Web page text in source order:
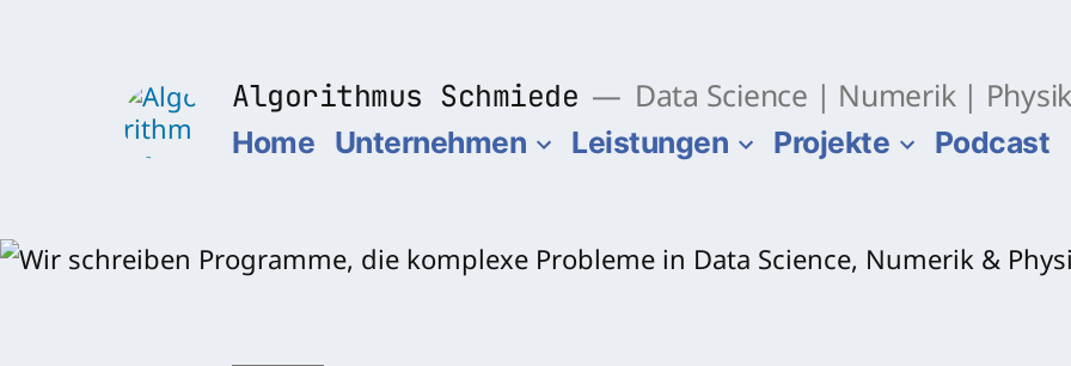
Algorithmus Schmiede Data Science | Numerik |
Home Unternehmen Leistungen Projekte Podcast